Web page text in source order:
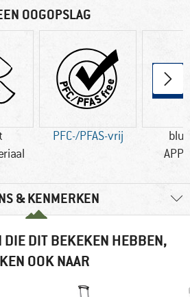
OOGOPSLAG
PFC-/PFAS-vrij
& KENMERKEN
DIE DIT BEKEKEN HEBBEN,
OOK NAAR